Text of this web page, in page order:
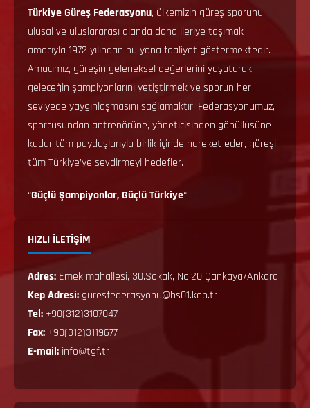
Türkiye Güreş Federasyonu, ülkemizin güreş sporunu
ulusal ve uluslararası alanda daha ileriye taşımak
amacıyla 1972 yılından bu yana faaliyet göstermektedir.
Amacımız, güreşin geleneksel değerlerini yaşatarak,
geleceğin şampiyonlarını yetiştirmek ve sporun her
seviyede yaygınlaşmasını sağlamaktır. Federasyonumuz,
sporcusundan antrenörüne, yöneticisinden gönüllüsüne
kadar tüm paydaşlarıyla birlik içinde hareket eder, güreşi
tüm Türkiye’ye sevdirmeyi hedefler.
“Güçlü Şampiyonlar, Güçlü Türkiye“
HIZLI İLETİŞİM
Adres: Emek mahallesi, 30.Sokak, No:20 Çankaya/Ankara
Kep Adresi: guresfederasyonu@hs01.kep.tr
Tel: +90(312)3107047
Fax: +90(312)3119677
E-mail: info@tgf.tr